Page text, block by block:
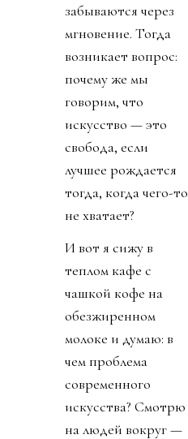
забываются через
мгновение. Тогда
возникает вопрос:
почему же мы
говорим, что
искусство — это
свобода, если
лучшее рождается
тогда, когда чего-то
не хватает?
И вот я сижу в
теплом кафе с
чашкой кофе на
обезжиренном
молоке и думаю: в
чем проблема
современного
искусства? Смотрю
на людей вокруг —